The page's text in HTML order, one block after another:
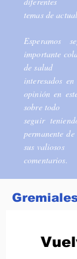
temas de
Esperamos
importante
de salud
interesados
opinión en
sobre todo
seguir
permanente
sus valiosos
comentarios.